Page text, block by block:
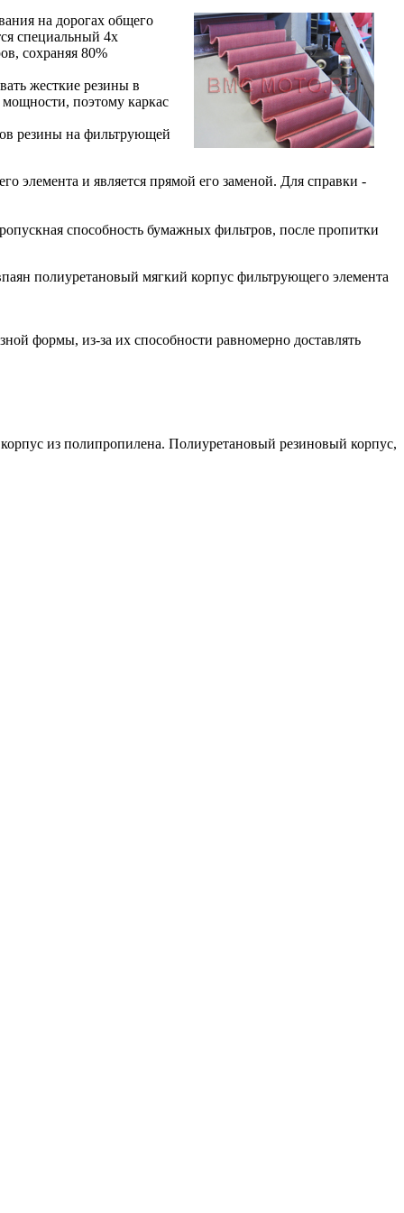
на дорогах общего
специальный 4х
сохраняя 80%
жесткие резины в
поэтому каркас
резины на фильтрующей
элемента и является прямой его заменой. Для справки -
способность бумажных фильтров, после пропитки
полиуретановый мягкий корпус фильтрующего элемента
формы, из-за их способности равномерно доставлять
из полипропилена. Полиуретановый резиновый корпус,